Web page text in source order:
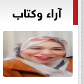
آراء وكتاب